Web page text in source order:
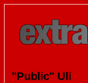
"Public" Uli